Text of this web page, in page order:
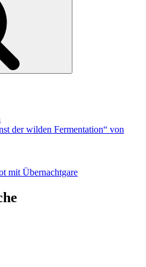
der wilden Fermentation“ von
mit Übernachtgare